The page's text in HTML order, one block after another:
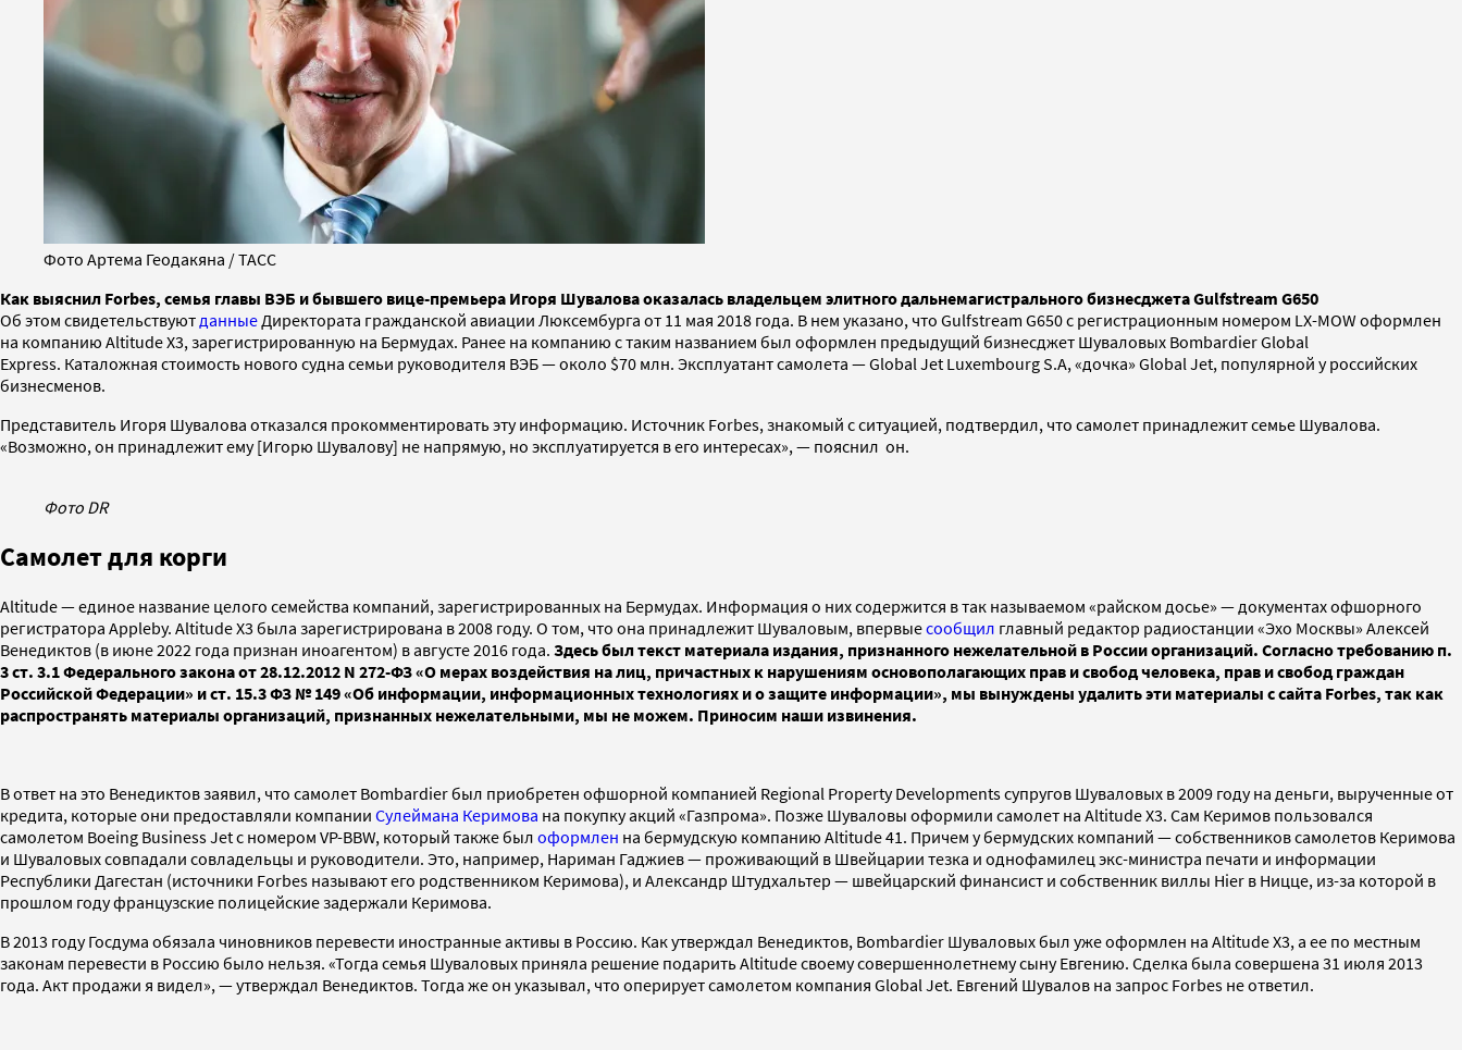
Фото Артема Геодакяна / ТАСС
Как выяснил Forbes, семья главы ВЭБ и бывшего вице-премьера Игоря Шувалова оказалась владельцем элитного дальнемагистрального бизнесджета Gulfstream G650
Об этом свидетельствуют данные Директората гражданской авиации Люксембурга от 11 мая 2018 года. В нем указано, что Gulfstream G650 c регистрационным номером LX-MOW оформлен
на компанию Altitude X3, зарегистрированную на Бермудах. Ранее на компанию с таким названием был оформлен предыдущий бизнесджет Шуваловых Bombardier Global
Express. Каталожная стоимость нового судна семьи руководителя ВЭБ — около $70 млн. Эксплуатант самолета — Global Jet Luxembourg S.A, «дочка» Global Jet, популярной у российских
бизнесменов.
Представитель Игоря Шувалова отказался прокомментировать эту информацию. Источник Forbes, знакомый с ситуацией, подтвердил, что самолет принадлежит семье Шувалова.
«Возможно, он принадлежит ему [Игорю Шувалову] не напрямую, но эксплуатируется в его интересах», — пояснил он.
Фото DR
Самолет для корги
Altitude — единое название целого семейства компаний, зарегистрированных на Бермудах. Информация о них содержится в так называемом «райском досье» — документах офшорного
регистратора Appleby. Altitude X3 была зарегистрирована в 2008 году. О том, что она принадлежит Шуваловым, впервыесообщил главный редактор радиостанции «Эхо Москвы» Алексей
Венедиктов (в июне 2022 года признан иноагентом) в августе 2016 года. Здесь был текст материала издания, признанного нежелательной в России организаций. Согласно требованию п.
3 ст. 3.1 Федерального закона от 28.12.2012 N 272-ФЗ «О мерах воздействия на лиц, причастных к нарушениям основополагающих прав и свобод человека, прав и свобод граждан
Российской Федерации» и ст. 15.3 ФЗ № 149 «Об информации, информационных технологиях и о защите информации», мы вынуждены удалить эти материалы с сайта Forbes, так как
распространять материалы организаций, признанных нежелательными, мы не можем. Приносим наши извинения.
В ответ на это Венедиктов заявил, что самолет Bombardier был приобретен офшорной компанией Regional Property Developments супругов Шуваловых в 2009 году на деньги, вырученные от
кредита, которые они предоставляли компании Сулеймана Керимова на покупку акций «Газпрома». Позже Шуваловы оформили самолет на Altitude X3. Сам Керимов пользовался
самолетом Boeing Business Jet с номером VP-BBW, который также был оформлен на бермудскую компанию Altitude 41. Причем у бермудских компаний — собственников самолетов Керимова
и Шуваловых совпадали совладельцы и руководители. Это, например, Нариман Гаджиев — проживающий в Швейцарии тезка и однофамилец экс-министра печати и информации
Республики Дагестан (источники Forbes называют его родственником Керимова), и Александр Штудхальтер — швейцарский финансист и собственник виллы Hier в Ницце, из-за которой в
прошлом году французские полицейские задержали Керимова.
В 2013 году Госдума обязала чиновников перевести иностранные активы в Россию. Как утверждал Венедиктов, Bombardier Шуваловых был уже оформлен на Altitude X3, а ее по местным
законам перевести в Россию было нельзя. «Тогда семья Шуваловых приняла решение подарить Altitude своему совершеннолетнему сыну Евгению. Сделка была совершена 31 июля 2013
года. Акт продажи я видел», — утверждал Венедиктов. Тогда же он указывал, что оперирует самолетом компания Global Jet. Евгений Шувалов на запрос Forbes не ответил.